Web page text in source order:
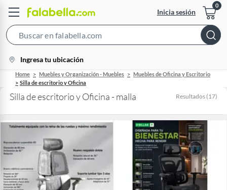
Inicia sesión
Bar
location-
icon
Ingresa tu ubicación
Home Muebles y Organización - Muebles
Muebles de Oficina y Escritorio
Silla de escritorio y Oficina
Silla de escritorio y Oficina - malla Resultados (17)